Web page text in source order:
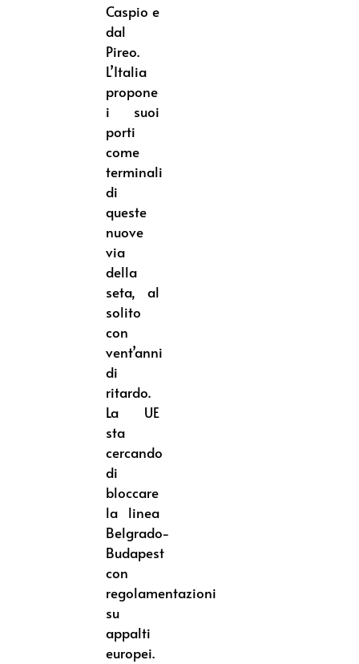
Caspio e
dal
Pireo.
L’Italia
propone
i suoi
porti
come
terminali
di
queste
nuove
via
della
seta, al
solito
con
vent’anni
di
ritardo.
La UE
sta
cercando
di
bloccare
la linea
Belgrado-
Budapest
con
regolamentazioni
su
appalti
europei.